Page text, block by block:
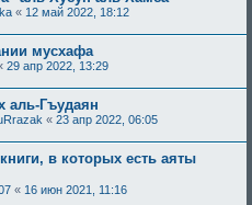
« 12 май 2022, 18:12
мусхафа
29 апр 2022, 13:29
Гъудаян
« 23 апр 2022, 06:05
в которых есть аяты
« 16 июн 2021, 11:16